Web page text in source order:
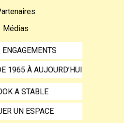
Médias
ENGAGEMENTS
1965 À AUJOURD’HUI
A STABLE
UN ESPACE